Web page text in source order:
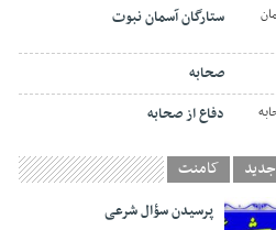
ستارگان آسمان نبوت
صحابه
دفاع از صحابه
جدید کامنت
پرسیدن سؤال شرعی